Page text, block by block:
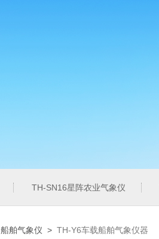
TH-SN16星阵农业气象仪
船舶气象仪 > TH-Y6车载船舶气象仪器